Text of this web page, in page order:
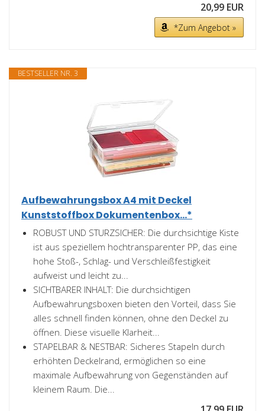
20,99 EUR
*Zum Angebot »
BESTSELLER NR. 3
Aufbewahrungsbox A4 mit Deckel
Kunststoffbox Dokumentenbox...*
ROBUST UND STURZSICHER: Die durchsichtige Kiste
ist aus speziellem hochtransparenter PP, das eine
hohe Stoß-, Schlag- und Verschleißfestigkeit
aufweist und leicht zu...
SICHTBARER INHALT: Die durchsichtigen
Aufbewahrungsboxen bieten den Vorteil, dass Sie
alles schnell finden können, ohne den Deckel zu
öffnen. Diese visuelle Klarheit...
STAPELBAR & NESTBAR: Sicheres Stapeln durch
erhöhten Deckelrand, ermöglichen so eine
maximale Aufbewahrung von Gegenständen auf
kleinem Raum. Die...